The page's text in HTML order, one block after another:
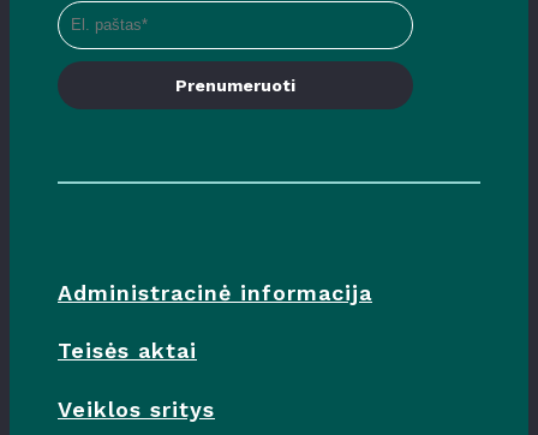
Prenumeruoti
Administracinė informacija
Teisės aktai
Veiklos sritys